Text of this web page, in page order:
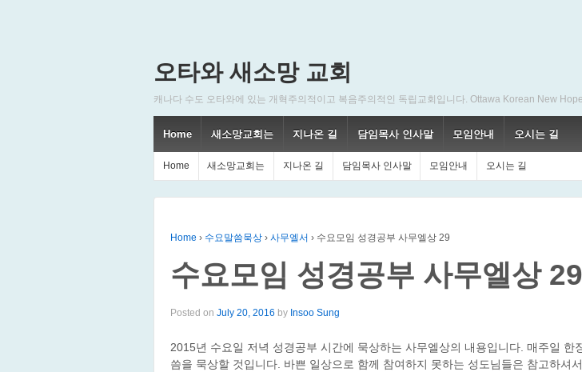
오타와 새소망 교회
캐나다 수도 오타와에 있는 개혁주의적이고 복음주의적인 독립교회입니다. Ottawa Korean New
Home 새소망교회는 지나온 길 담임목사 인사말 모임안내 오시는 길
Home 새소망교회는 지나온 길 담임목사 인사말 모임안내 오시는 길
Home › 수요말씀묵상 › 사무엘서 › 수요모임 성경공부 사무엘상 29
수요모임 성경공부 사무엘상 29
Posted on July 20, 2016 by Insoo Sung
2015년 수요일 저녁 성경공부 시간에 묵상하는 사무엘상의 내용입니다. 매주일 한
씀을 묵상할 것입니다. 바쁜 일상으로 함께 참여하지 못하는 성도님들은 참고하셔